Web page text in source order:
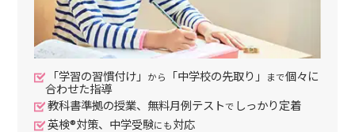
「学習の習慣付け」 から 「中学校の先取り」 まで個々に
合わせた指導
教科書準拠の授業、無料月例テストで しっかり定着
英検®対策、中学受験にも対応